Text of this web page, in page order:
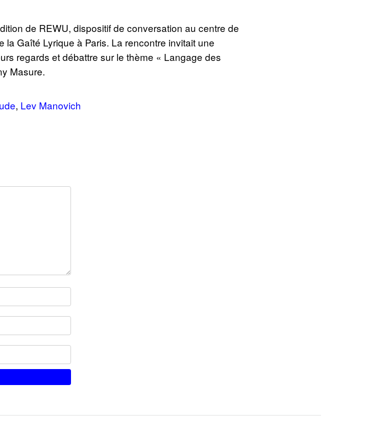
de REWU, dispositif de conversation au centre de
la Gaîté Lyrique à Paris. La rencontre invitait une
regards et débattre sur le thème « Langage des
Masure.
, Lev Manovich